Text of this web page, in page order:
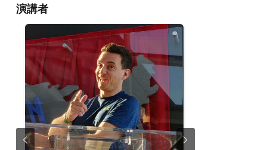
演講者